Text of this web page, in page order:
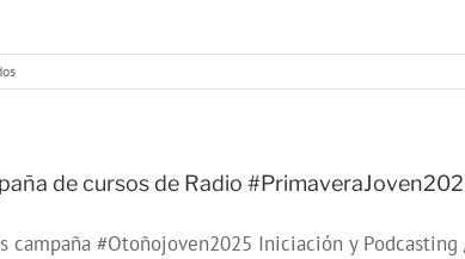
en
Campaña
Radio de cursos de Radio
campaña #Otoñojoven2025 Iniciación y